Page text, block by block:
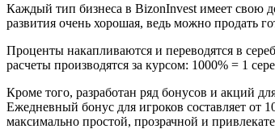
Каждый тип бизнеса в BizonInvest имеет свою
развития очень хорошая, ведь можно продать
Проценты накапливаются и переводятся в
расчеты производятся за курсом: 1000% = 1
Кроме того, разработан ряд бонусов и акций
Ежедневный бонус для игроков составляет от
максимально простой, прозрачной и